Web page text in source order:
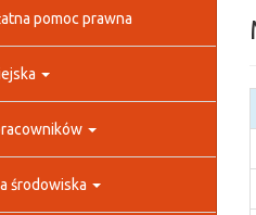
pomoc prawna
środowiska